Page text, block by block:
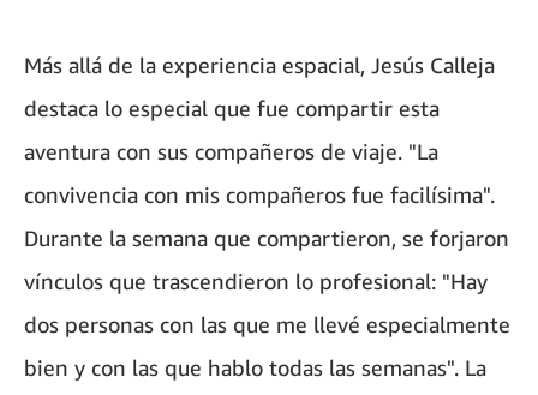
Más allá de la experiencia espacial, Jesús Calleja
destaca lo especial que fue compartir esta
aventura con sus compañeros de viaje. "La
convivencia con mis compañeros fue facilísima".
Durante la semana que compartieron, se forjaron
vínculos que trascendieron lo profesional: "Hay
dos personas con las que me llevé especialmente
bien y con las que hablo todas las semanas". La